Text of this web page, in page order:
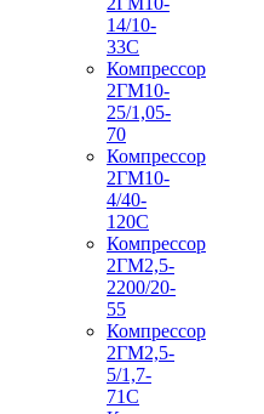
14/10-
33С
Компрессор
2ГМ10-
25/1,05-
70
Компрессор
2ГМ10-
4/40-
120С
Компрессор
2ГМ2,5-
2200/20-
55
Компрессор
2ГМ2,5-
5/1,7-
71С